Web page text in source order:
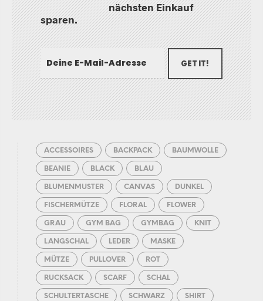
nächsten Einkauf
sparen.
GET IT!
ACCESSOIRES BACKPACK BAUMWOLLE
BEANIE BLACK BLAU
BLUMENMUSTER CANVAS DUNKEL
FISCHERMÜTZE FLORAL FLOWER
GRAU GYM BAG GYMBAG KNIT
LANGSCHAL LEDER MASKE
MÜTZE PULLOVER ROT
RUCKSACK SCARF SCHAL
SCHULTERTASCHE SCHWARZ SHIRT